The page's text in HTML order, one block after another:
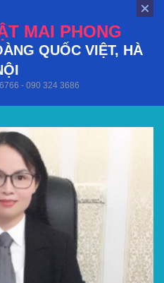
MAI PHONG
QUỐC VIỆT, HÀ
- 090 324 3686